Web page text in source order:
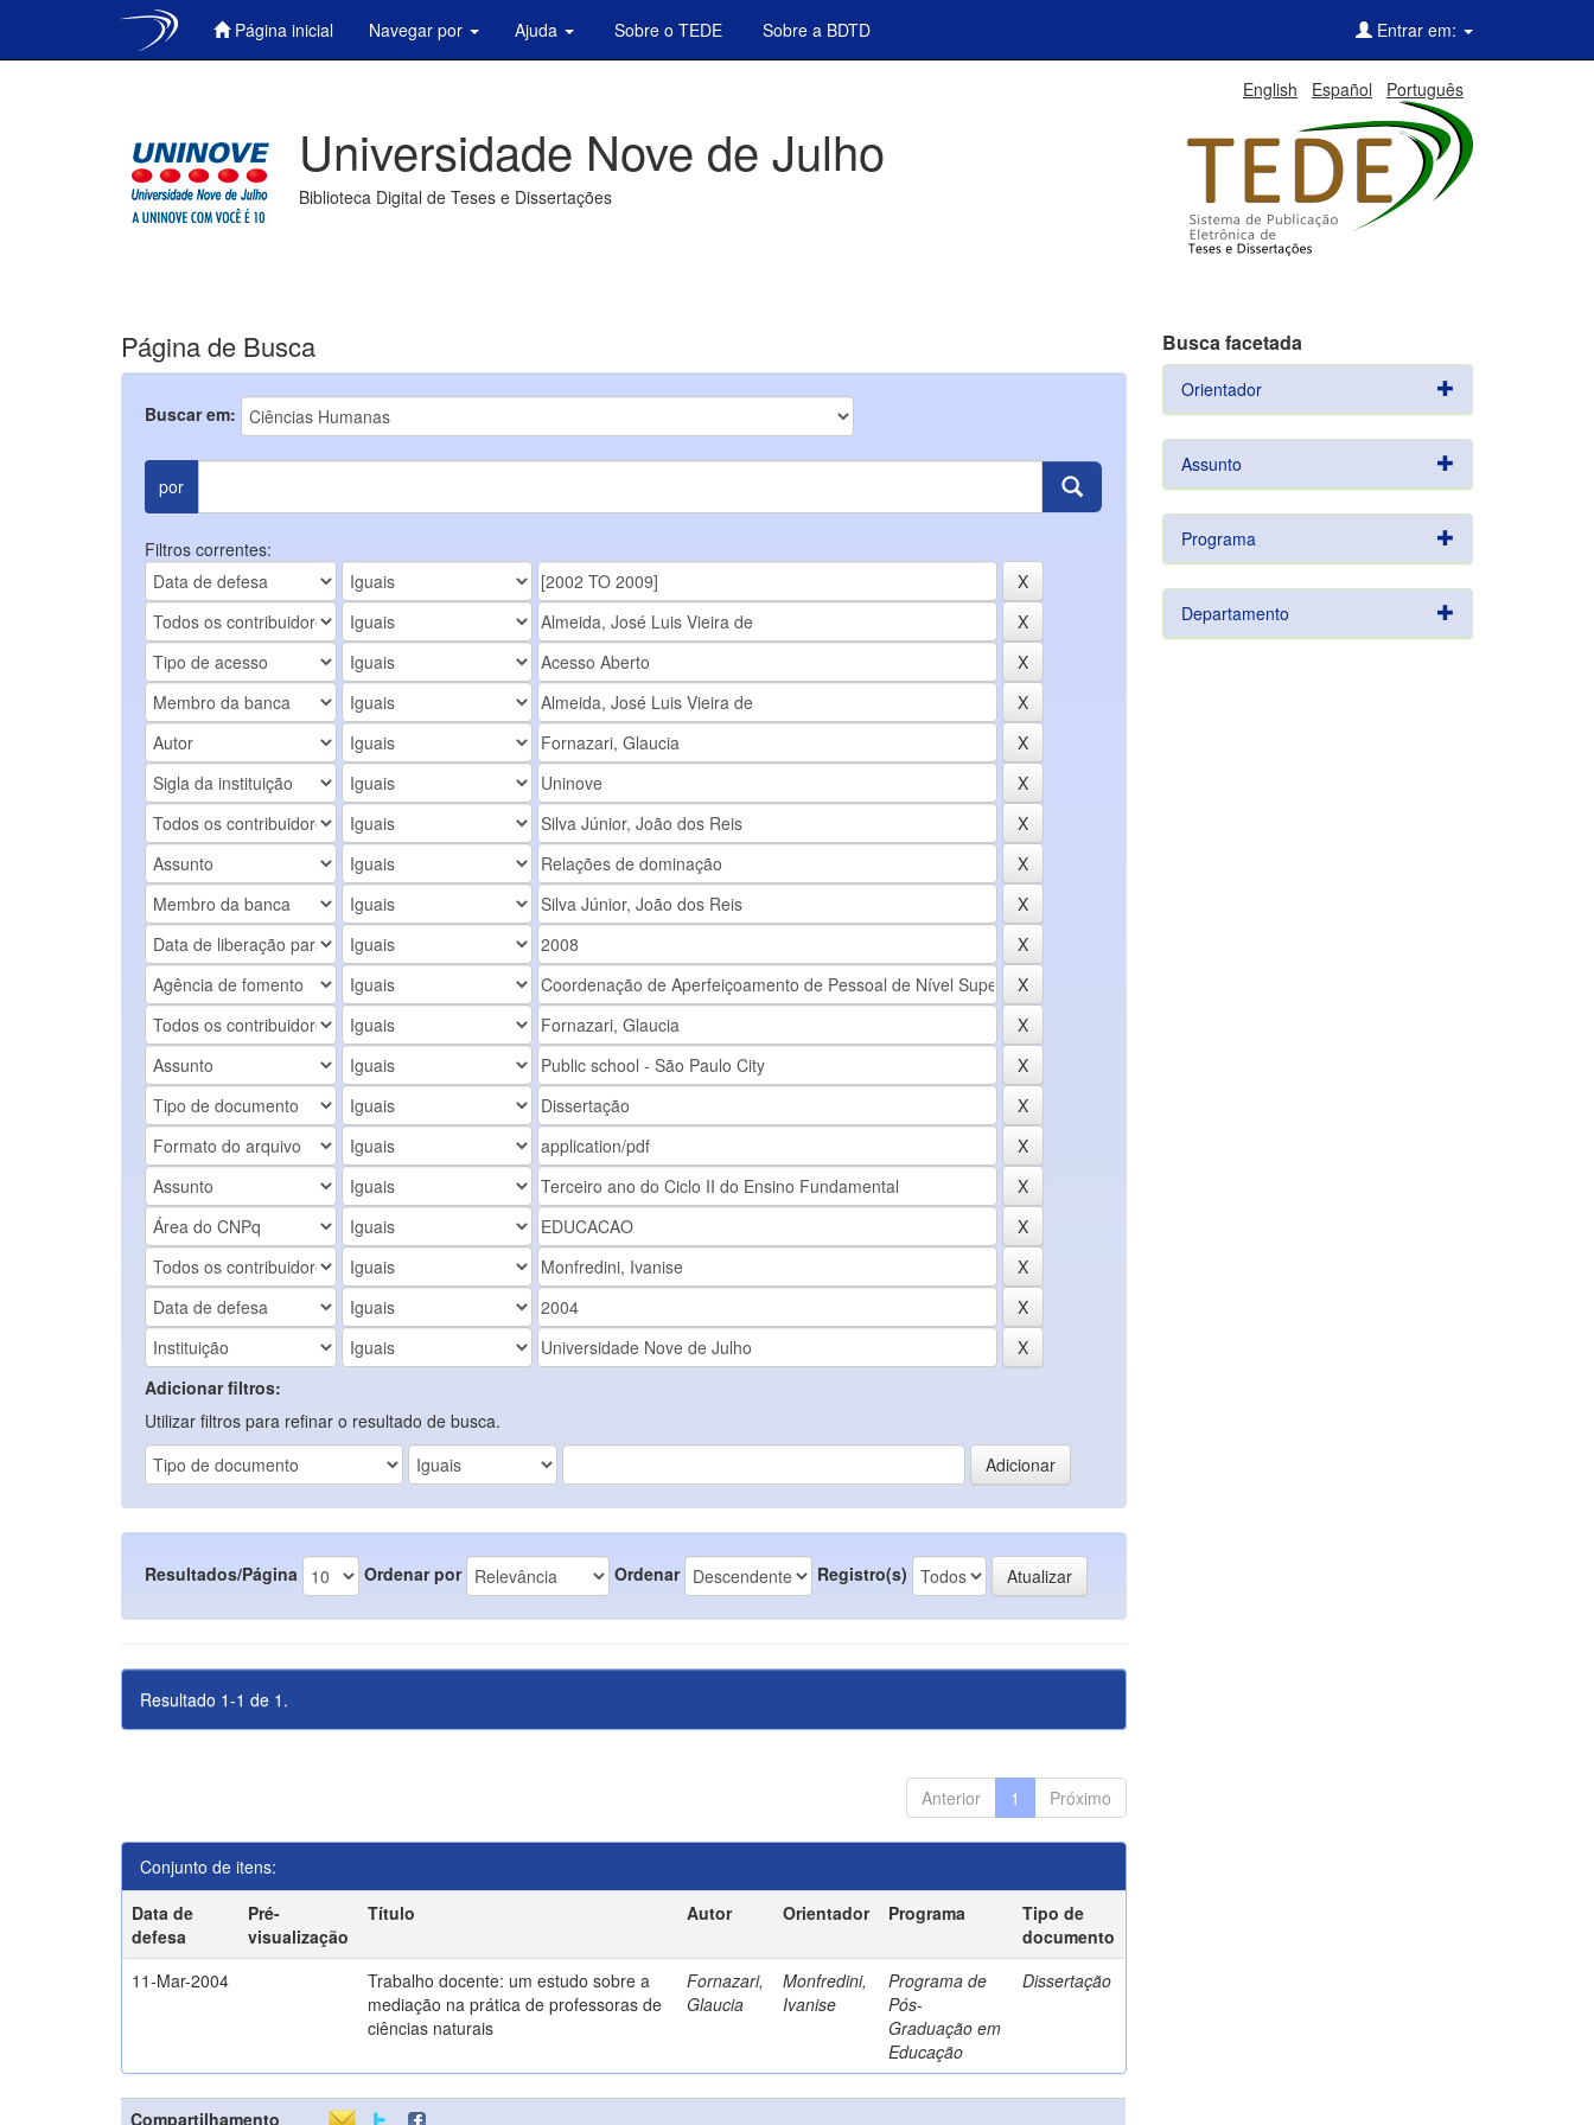
Página inicial Navegar por Ajuda Sobre o TEDE Sobre a BDTD Entrar em:
English Español Português
Universidade Nove de Julho
Biblioteca Digital de Teses e Dissertações
Página de Busca
Buscar em:
por
Filtros correntes:
Adicionar filtros:
Utilizar filtros para refinar o resultado de busca.
Resultados/Página Ordenar por Ordenar Registro(s)
Resultado 1-1 de 1.
Anterior 1 Próximo
Conjunto de itens:
Data de
defesa
Pré-
visualização
Título Autor Orientador Programa
Tipo de
documento
11-Mar-2004
Trabalho docente: um estudo sobre a
mediação na prática de professoras de
ciências naturais
Fornazari,
Glaucia
Monfredini,
Ivanise
Programa de
Pós-
Graduação em
Educação
Dissertação
Compartilhamento
Busca facetada
Orientador
Assunto
Programa
Departamento